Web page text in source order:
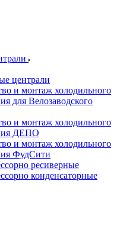
централи
и монтаж холодильного
для Велозаводского
и монтаж холодильного
ДЕПО
и монтаж холодильного
ФудСити
ресиверные
конденсаторные